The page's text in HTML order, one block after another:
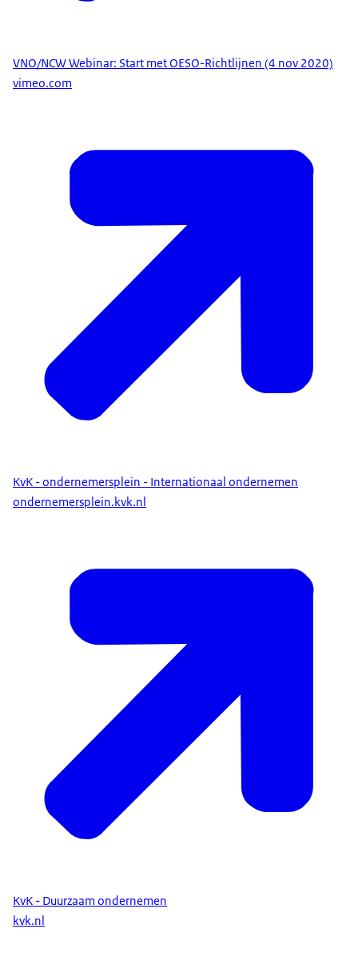
VNO/NCW Webinar: Start met OESO-Richtlijnen (4 nov 2020)
vimeo.com
KvK - ondernemersplein - Internationaal ondernemen
ondernemersplein.kvk.nl
KvK - Duurzaam ondernemen
kvk.nl